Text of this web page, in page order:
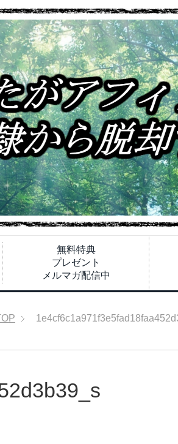
無料特典
プレゼント
メルマガ配信中